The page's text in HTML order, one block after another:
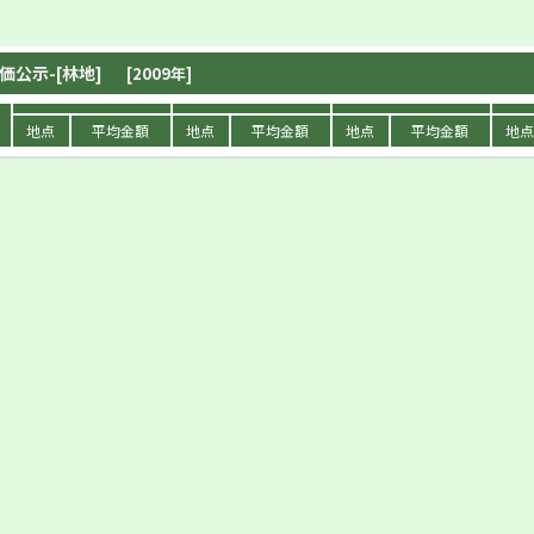
公示-[林地] [2009年]
地点 平均金額 地点 平均金額 地点 平均金額 地点